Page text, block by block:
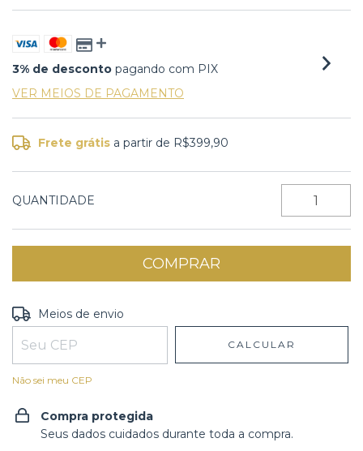
3% de desconto pagando com PIX
VER MEIOS DE PAGAMENTO
Frete grátis a partir de R$399,90
QUANTIDADE
Entregas para o CEP:
Meios de envio
CALCULAR
Não sei meu CEP
Compra protegida
Seus dados cuidados durante toda a compra.